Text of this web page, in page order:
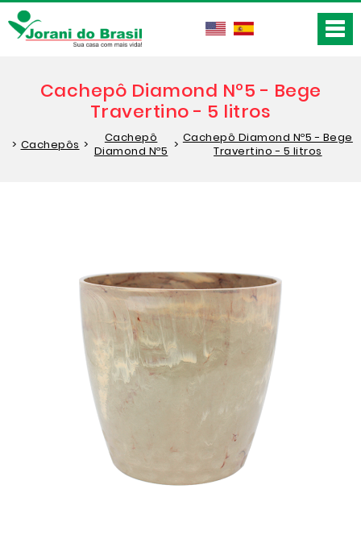
Cachepô Diamond Nº5 - Bege
Travertino - 5 litros
> Cachepôs >
Cachepô
Diamond Nº5 > Cachepô Diamond Nº5 - Bege
Travertino - 5 litros